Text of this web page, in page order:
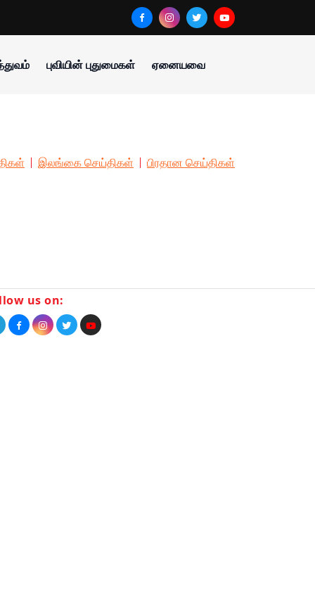
புவியின் புதுமைகள் ஏனையவை
இலங்கை செய்திகள் பிரதான செய்திகள்
us on: